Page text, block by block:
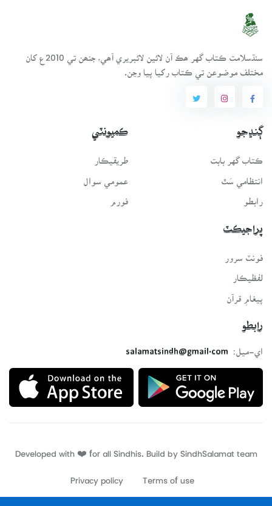
سنڌسلامت ڪتاب گهر ھڪ آن لائين لائبريري آھي، جنھن تي 2010ع کان
مختلف موضوعن تي ڪتاب رکيا پيا وڃن.
ڳنڍجو
ڪتاب گهر بابت
انتظامي سَٿ
رابطو
ڪميونٽي
طريقيڪار
عمومي سوال
فورم
پراجيڪٽ
لفظيڪار
پيغامِ قرآن
رابطو
اي-ميل:
salamatsindh@gmail.com
Developed with ❤️ for all Sindhis. Build by
Terms of use